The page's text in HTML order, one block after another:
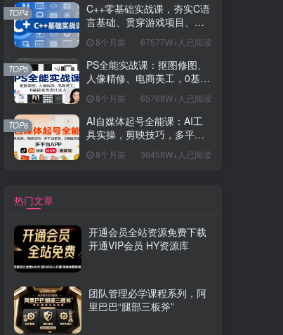
C++零基础实战课，夯实C语
言基础、贯穿游戏项目、掌
薪15K+岗位
8个月前 67577W+人已阅读
TOP4
PS全能实战课：抠图修图、
人像精修、电商美工，0基础
8个月前 65768W+人已阅读
TOP5
AI自媒体起号全能课：AI工
具实操，剪映技巧，多平台
8个月前 36458W+人已阅读
TOP6
热门文章
开通会员全站资源免费下载
开通VIP会员 HY资源库
团队管理必学课程系列，阿
里巴巴“腿部三板斧”